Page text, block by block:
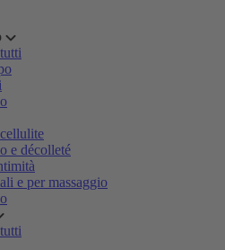
e décolleté
e per massaggio